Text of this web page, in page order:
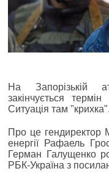
На Запорізькій
закінчується
Ситуація там "крихка".
Про це гендиректор
енергії Рафаель
Герман Галущенко
РБК-Україна з